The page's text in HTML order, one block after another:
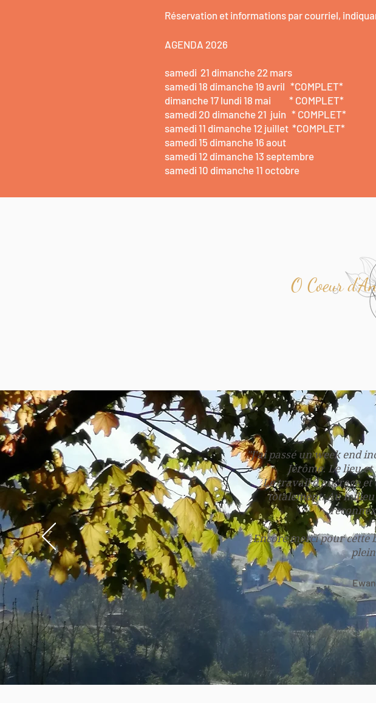
Réservation et informations par courriel,
AGENDA 2026
samedi 21 dimanche 22 mars
samedi 18 dimanche 19 avril *COMPLET*
dimanche 17 lundi 18 mai * COMPLET*
samedi 20 dimanche 21 juin * COMPLET*
samedi 11 dimanche 12 juillet *COMPLET*
samedi 15 dimanche 16 aout
samedi 12 dimanche 13 septembre
samedi 10 dimanche 11 octobre
O Coeur
"J'ai passé un week end
Jérôme. Le lieu
Le travail d'ancrage et
totalement. Au milieu
Encore merci pour cette